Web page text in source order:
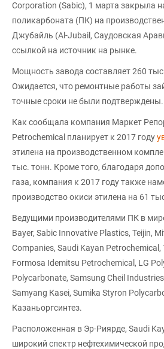
Corporation (Sabic), 1 марта закрыла
поликарбоната (ПК) на
Джубайль (Al-Jubail, Саудовская
ссылкой на источник на рынке.
Мощность завода составляет 260
Ожидается, что ремонтные работы
точные сроки не были подтверждены.
Как сообщала компания Маркет
Petrochemical планирует к 2017 году
этилена на производственном
тыс. тонн. Кроме того, благодаря
газа, компания к 2017 году также
производство окиси этилена на 61
Ведущими производителями ПК в
Bayer, Sabic Innovative Plastics, Teijin,
Companies, Saudi Kayan Petrochemical,
Formosa Idemitsu Petrochemical, LG
Polycarbonate, Samsung Cheil
Samyang Кasei, Sumika Styron
Казаньоргсинтез.
Расположенная в Эр-Риярде, Saudi
широкий спектр нефтехимической